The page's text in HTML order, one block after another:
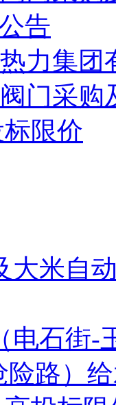
告
力集
门采购
限价
大米自
电石街-
路）